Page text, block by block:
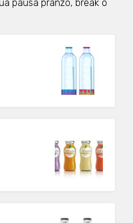
pausa pranzo, break o